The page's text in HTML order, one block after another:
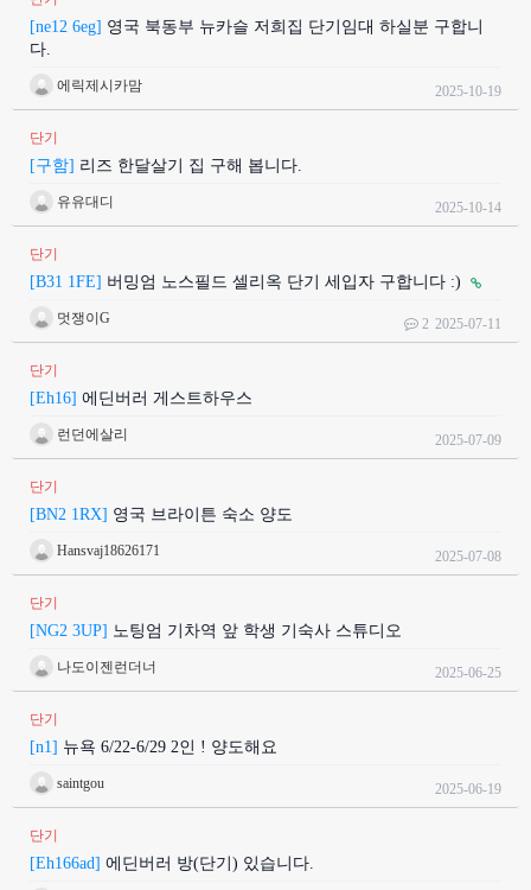
[ne12 6eg] 영국 북동부 뉴카슬 저희집 단기임대 하실분 구합니
다.
에릭제시카맘 2025-10-19
단기
[구함] 리즈 한달살기 집 구해 봅니다.
유유대디 2025-10-14
단기
[B31 1FE] 버밍엄 노스필드 셀리옥 단기 세입자 구합니다 :)
멋쟁이G 2 2025-07-11
단기
[Eh16] 에딘버러 게스트하우스
런던에살리 2025-07-09
단기
[BN2 1RX] 영국 브라이튼 숙소 양도
Hansvaj18626171 2025-07-08
단기
[NG2 3UP] 노팅엄 기차역 앞 학생 기숙사 스튜디오
나도이젠런더너 2025-06-25
단기
[n1] 뉴욕 6/22-6/29 2인 ! 양도해요
saintgou 2025-06-19
단기
[Eh166ad] 에딘버러 방(단기) 있습니다.